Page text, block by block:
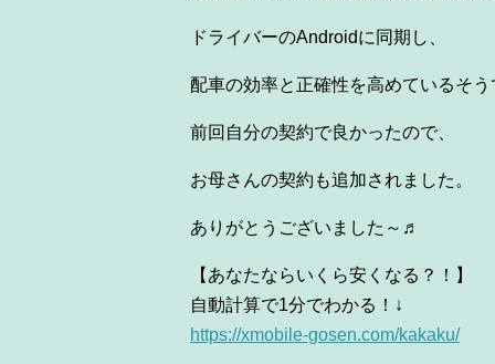
ドライバーのAndroidに同期し、
配車の効率と正確性を高めているそう
前回自分の契約で良かったので、
お母さんの契約も追加さ れました。
ありがとうございました～♬
【あなたならいくら安くなる？！】
自動計算で1分でわかる！↓
https://xmobile-gosen.com/kakaku/